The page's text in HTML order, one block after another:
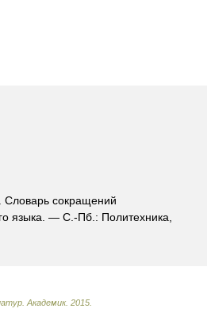
сокращений
языка. — С.-Пб.: Политехника,
Академик. 2015